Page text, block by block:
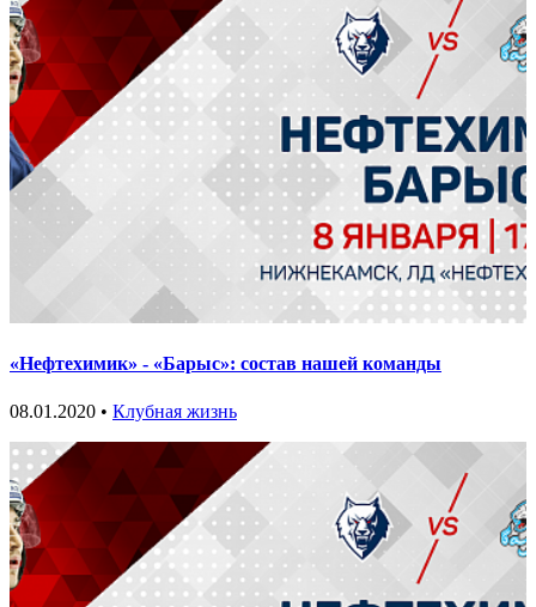
«Нефтехимик» - «Барыс»: состав нашей команды
08.01.2020 • Клубная жизнь